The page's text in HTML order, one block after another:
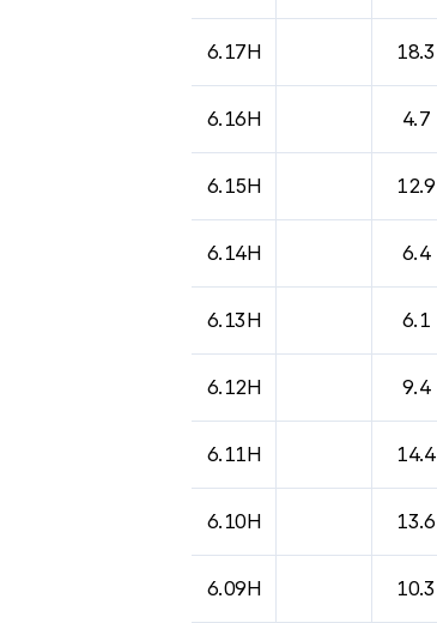
6.17H 18.3
6.16H 4.7
6.15H 12.9
6.14H 6.4
6.13H 6.1
6.12H 9.4
6.11H 14.4
6.10H 13.6
6.09H 10.3